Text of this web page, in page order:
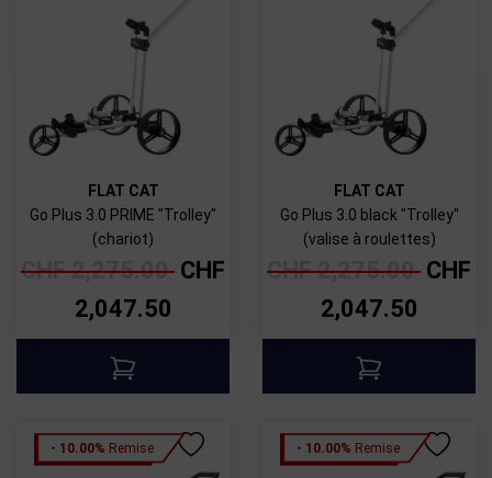
FLAT CAT
Go Plus 3.0 PRIME "Trolley"
(chariot)
CHF 2,275.00 CHF
2,047.50
FLAT CAT
Go Plus 3.0 black "Trolley"
(valise à roulettes)
CHF 2,275.00 CHF
2,047.50
- 10.00% Remise - 10.00% Remise